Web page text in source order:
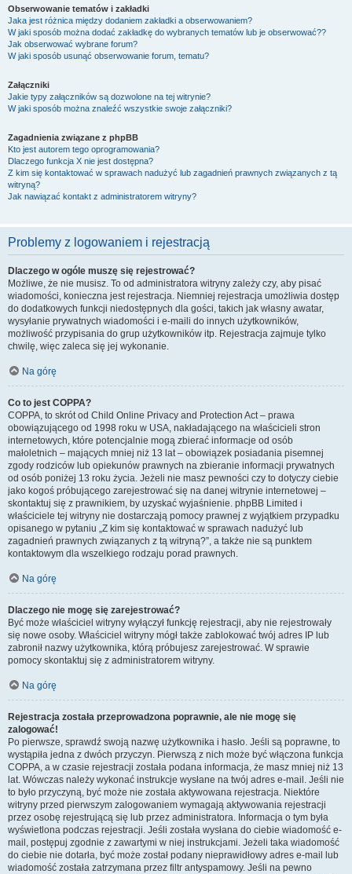
Obserwowanie tematów i zakładki
Jaka jest różnica między dodaniem zakładki a obserwowaniem?
W jaki sposób można dodać zakładkę do wybranych tematów lub je obserwować??
Jak obserwować wybrane forum?
W jaki sposób usunąć obserwowanie forum, tematu?
Załączniki
Jakie typy załączników są dozwolone na tej witrynie?
W jaki sposób można znaleźć wszystkie swoje załączniki?
Zagadnienia związane z phpBB
Kto jest autorem tego oprogramowania?
Dlaczego funkcja X nie jest dostępna?
Z kim się kontaktować w sprawach nadużyć lub zagadnień prawnych związanych z tą
witryną?
Jak nawiązać kontakt z administratorem witryny?
Problemy z logowaniem i rejestracją
Dlaczego w ogóle muszę się rejestrować?
Możliwe, że nie musisz. To od administratora witryny zależy czy, aby pisać
wiadomości, konieczna jest rejestracja. Niemniej rejestracja umożliwia dostęp
do dodatkowych funkcji niedostępnych dla gości, takich jak własny awatar,
wysyłanie prywatnych wiadomości i e-maili do innych użytkowników,
możliwość przypisania do grup użytkowników itp. Rejestracja zajmuje tylko
chwilę, więc zaleca się jej wykonanie.
Na górę
Co to jest COPPA?
COPPA, to skrót od Child Online Privacy and Protection Act – prawa
obowiązującego od 1998 roku w USA, nakładającego na właścicieli stron
internetowych, które potencjalnie mogą zbierać informacje od osób
małoletnich – mających mniej niż 13 lat – obowiązek posiadania pisemnej
zgody rodziców lub opiekunów prawnych na zbieranie informacji prywatnych
od osób poniżej 13 roku życia. Jeżeli nie masz pewności czy to dotyczy ciebie
jako kogoś próbującego zarejestrować się na danej witrynie internetowej –
skontaktuj się z prawnikiem, by uzyskać wyjaśnienie. phpBB Limited i
właściciele tej witryny nie dostarczają pomocy prawnej z wyjątkiem przypadku
opisanego w pytaniu „Z kim się kontaktować w sprawach nadużyć lub
zagadnień prawnych związanych z tą witryną?”, a także nie są punktem
kontaktowym dla wszelkiego rodzaju porad prawnych.
Na górę
Dlaczego nie mogę się zarejestrować?
Być może właściciel witryny wyłączył funkcję rejestracji, aby nie rejestrowały
się nowe osoby. Właściciel witryny mógł także zablokować twój adres IP lub
zabronił nazwy użytkownika, którą próbujesz zarejestrować. W sprawie
pomocy skontaktuj się z administratorem witryny.
Na górę
Rejestracja została przeprowadzona poprawnie, ale nie mogę się
zalogować!
Po pierwsze, sprawdź swoją nazwę użytkownika i hasło. Jeśli są poprawne, to
wystąpiła jedna z dwóch przyczyn. Pierwszą z nich może być włączona funkcja
COPPA, a w czasie rejestracji została podana informacja, że masz mniej niż 13
lat. Wówczas należy wykonać instrukcje wysłane na twój adres e-mail. Jeśli nie
to było przyczyną, być może nie została aktywowana rejestracja. Niektóre
witryny przed pierwszym zalogowaniem wymagają aktywowania rejestracji
przez osobę rejestrującą się lub przez administratora. Informacja o tym była
wyświetlona podczas rejestracji. Jeśli została wysłana do ciebie wiadomość e-
mail, postępuj zgodnie z zawartymi w niej instrukcjami. Jeżeli taka wiadomość
do ciebie nie dotarła, być może został podany nieprawidłowy adres e-mail lub
wiadomość została zatrzymana przez filtr antyspamowy. Jeśli na pewno